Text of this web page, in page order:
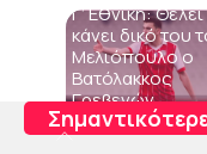
Γ’ Εθνική:
κάνει δικό του
Μελιόπουλο ο
Βατόλακκος
Γρεβενών